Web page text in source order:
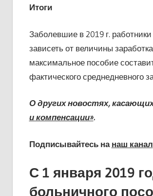
Итоги
Заболевшие в 2019 г.
зависеть от величины
максимальное пособие
фактического среднедневного
О других новостях,
и компенсации».
Подписывайтесь на наш канал
С 1 января 2019
больничного